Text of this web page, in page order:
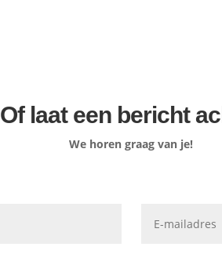
Of laat een bericht
We horen graag van je!